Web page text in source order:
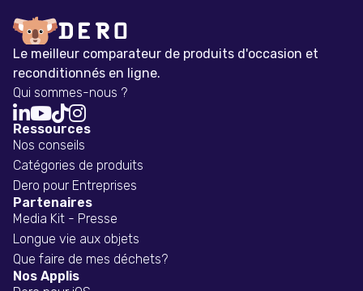
Le meilleur comparateur de produits d'occasion et
reconditionnés en ligne.
Qui sommes-nous ?

Ressources
Nos conseils
Catégories de produits
Dero pour Entreprises
Partenaires
Media Kit - Presse
Longue vie aux objets
Que faire de mes déchets?
Nos Applis